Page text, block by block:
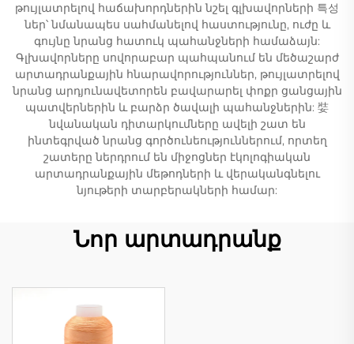
թույլատրելով հաճախորդներին նշել գլխավորների 특성
ներ՝ նմանապես սահմանելով հաստությունը, ուժը և
գույնը նրանց հատուկ պահանջների համաձայն:
Գլխավորները սովորաբար պահպանում են մեծաշարժ
արտադրանքային հնարավորություններ, թույլատրելով
նրանց արդյունավետորեն բավարարել փոքր ցանցային
պատվերներին և բարձր ծավալի պահանջներին: 娤
նվանական դիտարկումները ավելի շատ են
ինտեգրված նրանց գործունեություններում, որտեղ
շատերը ներդրում են միջոցներ էկոլոգիական
արտադրանքային մեթոդների և վերականգնելու
նյութերի տարբերակների համար:
Նոր արտադրանք